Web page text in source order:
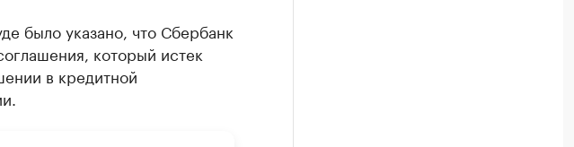
было указано, что Сбербанк
который истек
в кредитной